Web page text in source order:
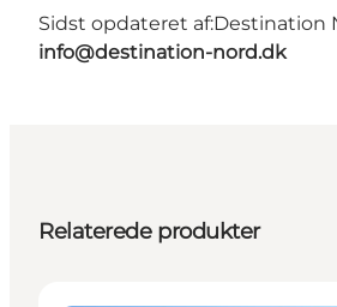
Sidst opdateret af:Destination
info@destination-nord.dk
Relaterede produkter